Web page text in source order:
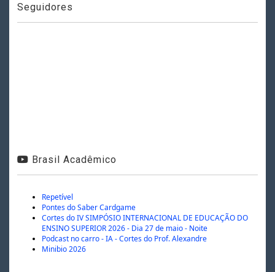
Seguidores
Brasil Acadêmico
Repetível
Pontes do Saber Cardgame
Cortes do IV SIMPÓSIO INTERNACIONAL DE EDUCAÇÃO DO
ENSINO SUPERIOR 2026 - Dia 27 de maio - Noite
Podcast no carro - IA - Cortes do Prof. Alexandre
Minibio 2026